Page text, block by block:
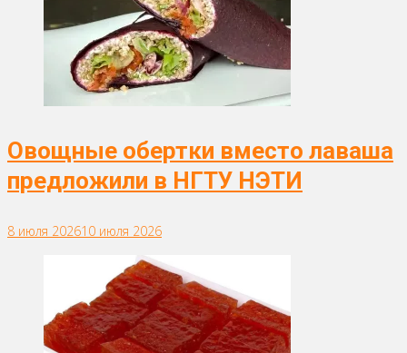
Овощные обертки вместо лаваша
предложили в НГТУ НЭТИ
8 июля 202610 июля 2026